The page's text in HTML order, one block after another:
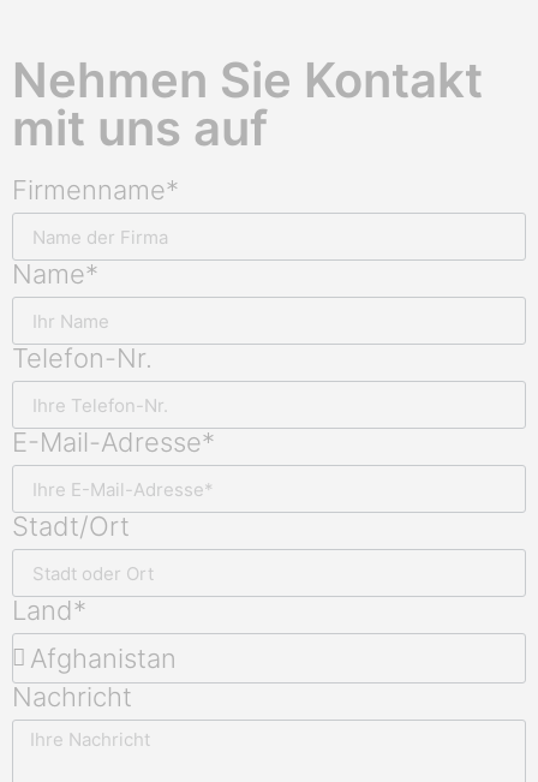
Nehmen Sie Kontakt
mit uns auf
Firmenname*
Name*
Telefon-Nr.
E-Mail-Adresse*
Stadt/Ort
Land*
Nachricht